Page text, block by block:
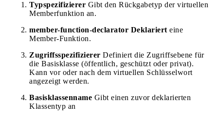
Typspezifizierer Gibt den Rückgabetyp der virtuellen
Memberfunktion an.
member-function-declarator Deklariert eine
Member-Funktion.
Zugriffsspezifizierer Definiert die Zugriffsebene für
die Basisklasse (öffentlich, geschützt oder privat).
Kann vor oder nach dem virtuellen Schlüsselwort
angezeigt werden.
Basisklassenname Gibt einen zuvor deklarierten
Klassentyp an